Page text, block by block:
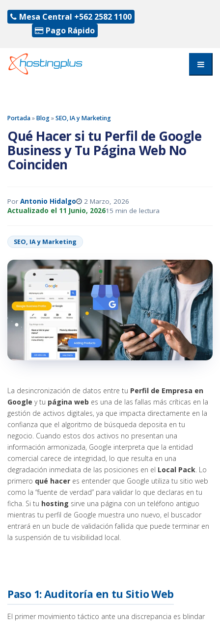
Mesa Central +562 2582 1100
Pago Rápido
Portada»Blog»SEO, IA y Marketing
Qué Hacer si tu Perfil de Google
Business y Tu Página Web No
Coinciden
Por Antonio Hidalgo
2 Marzo, 2026
Actualizado el 11 Junio, 202615 min de lectura
SEO, IA y Marketing
La desincronización de datos entre tu Perfil de Empresa en
Google y tu página web es una de las fallas más críticas en la
gestión de activos digitales, ya que impacta directamente en la
confianza que el algoritmo de búsqueda deposita en tu
negocio. Cuando estos dos activos no presentan una
información armonizada, Google interpreta que la entidad
comercial carece de integridad, lo que resulta en una
degradación inmediata de las posiciones en el Local Pack . Lo
primero qué hacer es entender que Google utiliza tu sitio web
como la “fuente de verdad” para validar lo que declaras en tu
ficha. Si tu hosting sirve una página con un teléfono antiguo
mientras tu perfil de Google muestra uno nuevo, el buscador
entrará en un bucle de validación fallida que puede terminar en
la suspensión de tu visibilidad local.
Paso 1: Auditoría en tu Sitio Web
El primer movimiento táctico ante una discrepancia es blindar